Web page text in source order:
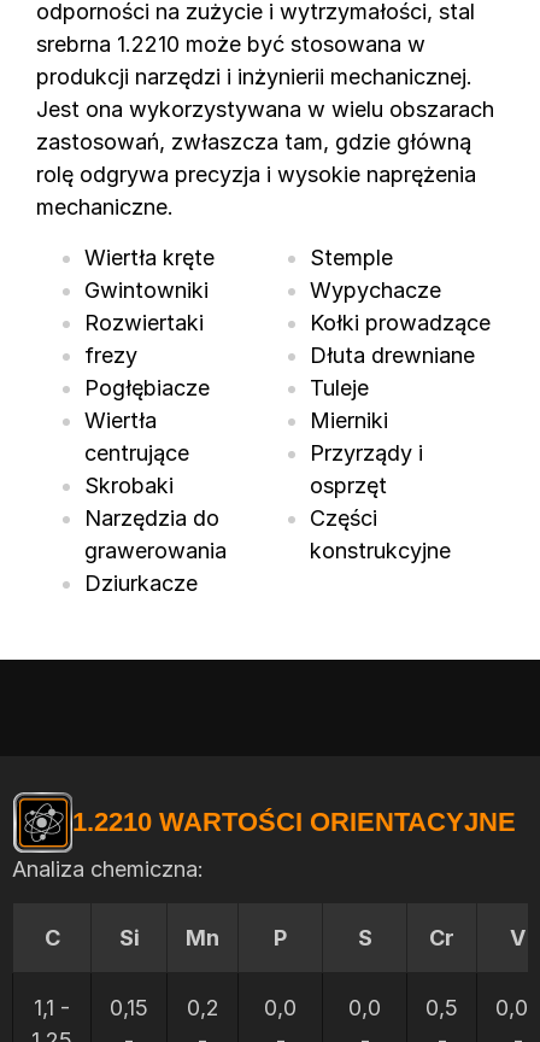
odporności na zużycie i wytrzymałości, stal
srebrna 1.2210 może być stosowana w
produkcji narzędzi i inżynierii mechanicznej.
Jest ona wykorzystywana w wielu obszarach
zastosowań, zwłaszcza tam, gdzie główną
rolę odgrywa precyzja i wysokie naprężenia
mechaniczne.
Wiertła kręte
Gwintowniki
Rozwiertaki
frezy
Pogłębiacze
Wiertła
centrujące
Skrobaki
Narzędzia do
grawerowania
Dziurkacze
Stemple
Wypychacze
Kołki prowadzące
Dłuta drewniane
Tuleje
Mierniki
Przyrządy i
osprzęt
Części
konstrukcyjne
1.2210 WARTOŚCI ORIENTACYJNE
Analiza chemiczna:
C Si Mn P S Cr V
1,1 -
0,15
0,2
0,0
0,0
0,5
0,07